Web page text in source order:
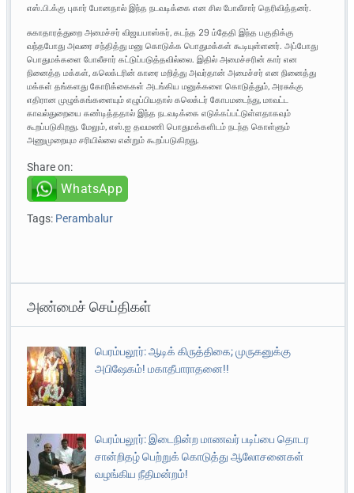
எஸ்.பி.க்கு புகார் போனதால் இந்த நடவடிக்கை என சில போலீசார் தெரிவித்தனர்.
சுகாதாரத்துறை அமைச்சர் விஜயபாஸ்கர், கடந்த 29 ம்தேதி இந்த பகுதிக்கு
வந்தபோது அவரை சந்தித்து மனு கொடுக்க பொதுமக்கள் கூடியுள்ளனர். அப்போது
பொதுமக்களை போலீசார் கட்டுப்படுத்தவில்லை. இதில் அமைச்சரின் கார் என
நினைத்த மக்கள், கலெக்டரின் காரை மறித்து அவர்தான் அமைச்சர் என நினைத்து
மக்கள் தங்களது கோரிக்கைகள் அடங்கிய மனுக்களை கொடுத்தும், அரசுக்கு
எதிரான முழுக்கங்களையும் எழுப்பியதால் கலெக்டர் கோபமடைந்து, மாவட்ட
காவல்துறையை கண்டித்ததால் இந்த நடவடிக்கை எடுக்கப்பட்டுள்ளதாகவும்
கூறப்படுகிறது. மேலும், எஸ்.ஐ தவமணி பொதுமக்களிடம் நடந்த கொள்ளும்
அணுமுறையும சரியில்லை என்றும் கூறப்படுகிறது.
Share on:
WhatsApp
Tags: Perambalur
அண்மைச் செய்திகள்
பெரம்பலூர்: ஆடிக் கிருத்திகை; முருகனுக்கு
அபிஷேகம்! மகாதீபாராதனை!!
பெரம்பலூர்: இடைநின்ற மாணவர் படிப்பை தொடர
சான்றிதழ் பெற்றுக் கொடுத்து ஆலோசனைகள்
வழங்கிய நீதிமன்றம்!